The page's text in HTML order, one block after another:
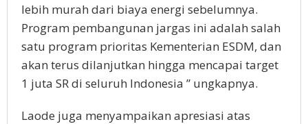
lebih murah dari biaya energi sebelumnya.
Program pembangunan jargas ini adalah salah
satu program prioritas Kementerian ESDM, dan
akan terus dilanjutkan hingga mencapai target
1 juta SR di seluruh Indonesia ” ungkapnya.
Laode juga menyampaikan apresiasi atas